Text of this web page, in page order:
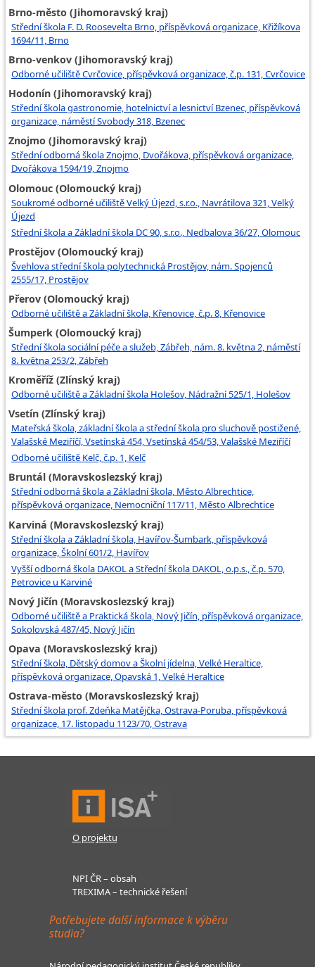
Brno-město (Jihomoravský kraj)
Střední škola F. D. Roosevelta Brno, příspěvková organizace, Křižíkova
1694/11, Brno
Brno-venkov (Jihomoravský kraj)
Odborné učiliště Cvrčovice, příspěvková organizace, č.p. 131, Cvrčovice
Hodonín (Jihomoravský kraj)
Střední škola gastronomie, hotelnictví a lesnictví Bzenec, příspěvková
organizace, náměstí Svobody 318, Bzenec
Znojmo (Jihomoravský kraj)
Střední odborná škola Znojmo, Dvořákova, příspěvková organizace,
Dvořákova 1594/19, Znojmo
Olomouc (Olomoucký kraj)
Soukromé odborné učiliště Velký Újezd, s.r.o., Navrátilova 321, Velký
Újezd
Střední škola a Základní škola DC 90, s.r.o., Nedbalova 36/27, Olomouc
Prostějov (Olomoucký kraj)
Švehlova střední škola polytechnická Prostějov, nám. Spojenců
2555/17, Prostějov
Přerov (Olomoucký kraj)
Odborné učiliště a Základní škola, Křenovice, č.p. 8, Křenovice
Šumperk (Olomoucký kraj)
Střední škola sociální péče a služeb, Zábřeh, nám. 8. května 2, náměstí
8. května 253/2, Zábřeh
Kroměříž (Zlínský kraj)
Odborné učiliště a Základní škola Holešov, Nádražní 525/1, Holešov
Vsetín (Zlínský kraj)
Mateřská škola, základní škola a střední škola pro sluchově postižené,
Valašské Meziříčí, Vsetínská 454, Vsetínská 454/53, Valašské Meziříčí
Odborné učiliště Kelč, č.p. 1, Kelč
Bruntál (Moravskoslezský kraj)
Střední odborná škola a Základní škola, Město Albrechtice,
příspěvková organizace, Nemocniční 117/11, Město Albrechtice
Karviná (Moravskoslezský kraj)
Střední škola a Základní škola, Havířov-Šumbark, příspěvková
organizace, Školní 601/2, Havířov
Vyšší odborná škola DAKOL a Střední škola DAKOL, o.p.s., č.p. 570,
Petrovice u Karviné
Nový Jičín (Moravskoslezský kraj)
Odborné učiliště a Praktická škola, Nový Jičín, příspěvková organizace,
Sokolovská 487/45, Nový Jičín
Opava (Moravskoslezský kraj)
Střední škola, Dětský domov a Školní jídelna, Velké Heraltice,
příspěvková organizace, Opavská 1, Velké Heraltice
Ostrava-město (Moravskoslezský kraj)
Střední škola prof. Zdeňka Matějčka, Ostrava-Poruba, příspěvková
organizace, 17. listopadu 1123/70, Ostrava
O projektu
NPI ČR – obsah
TREXIMA – technické řešení
Potřebujete další informace k výběru
studia?